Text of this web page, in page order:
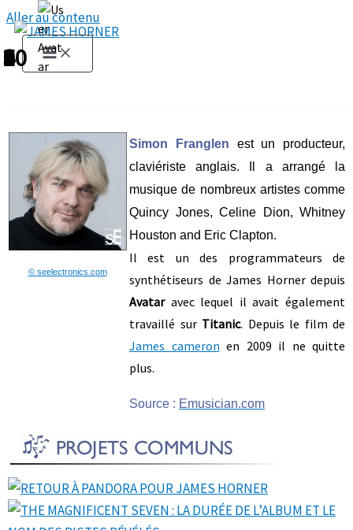
Aller au contenu
© seelectronics.com
Simon Franglen est un producteur,
claviériste anglais. Il a arrangé la
musique de nombreux artistes comme
Quincy Jones, Celine Dion, Whitney
Houston and Eric Clapton.
Il est un des programmateurs de
synthétiseurs de James Horner depuis
Avataravec lequel il avait également
travaillé sur Titanic. Depuis le film de
James cameron en 2009 il ne quitte
plus.
Source : Emusician.com
1
2
3
4
5
6
7
8
9
10